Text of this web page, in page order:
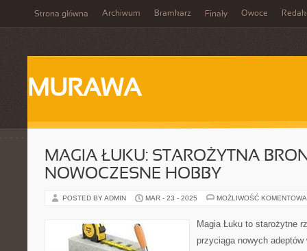
Strona główna Archiwum Bramkarz Finały Owoce
MURAWA
MAGIA ŁUKU: STAROŻYTNA
NOWOCZESNE HOBBY
POSTED BY ADMIN MAR - 23 - 2025 MOŻLIWOŚĆ
Magia Łuku to starożytne
przyciąga nowych